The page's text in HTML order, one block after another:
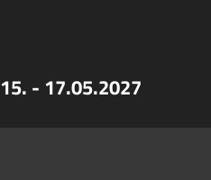
15. - 17.05.2027